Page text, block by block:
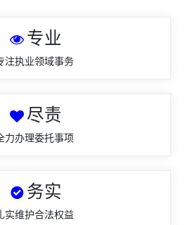
专业
注执业领域事务
尽责
力办理委托事项
务实
实维护合法权益